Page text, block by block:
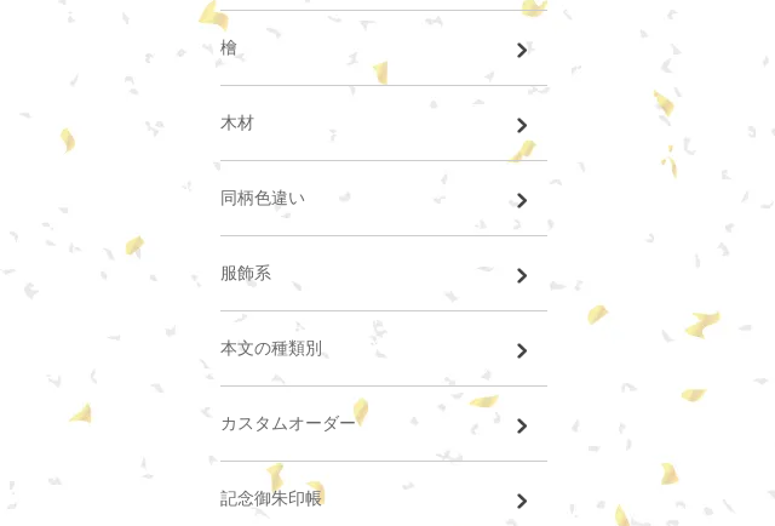
檜
木材
同柄色違い
服飾系
本文の種類別
カスタムオーダー
記念御朱印帳